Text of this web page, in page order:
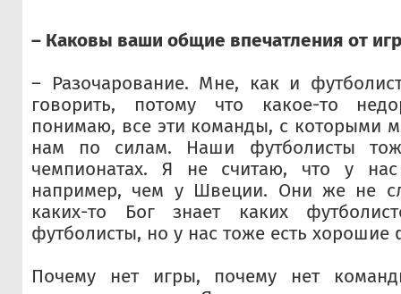
– Каковы ваши общие впечатления от
– Разочарование. Мне, как и
говорить, потому что какое-то
понимаю, все эти команды, с которыми
нам по силам. Наши футболисты
чемпионатах. Я не считаю, что у
например, чем у Швеции. Они же не
каких-то Бог знает каких
футболисты, но у нас тоже есть хорошие
Почему нет игры, почему нет